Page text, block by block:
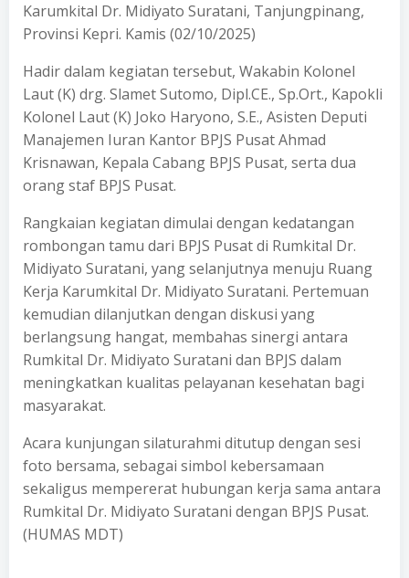
Karumkital Dr. Midiyato Suratani, Tanjungpinang,
Provinsi Kepri. Kamis (02/10/2025)
Hadir dalam kegiatan tersebut, Wakabin Kolonel
Laut (K) drg. Slamet Sutomo, Dipl.CE., Sp.Ort., Kapokli
Kolonel Laut (K) Joko Haryono, S.E., Asisten Deputi
Manajemen Iuran Kantor BPJS Pusat Ahmad
Krisnawan, Kepala Cabang BPJS Pusat, serta dua
orang staf BPJS Pusat.
Rangkaian kegiatan dimulai dengan kedatangan
rombongan tamu dari BPJS Pusat di Rumkital Dr.
Midiyato Suratani, yang selanjutnya menuju Ruang
Kerja Karumkital Dr. Midiyato Suratani. Pertemuan
kemudian dilanjutkan dengan diskusi yang
berlangsung hangat, membahas sinergi antara
Rumkital Dr. Midiyato Suratani dan BPJS dalam
meningkatkan kualitas pelayanan kesehatan bagi
masyarakat.
Acara kunjungan silaturahmi ditutup dengan sesi
foto bersama, sebagai simbol kebersamaan
sekaligus mempererat hubungan kerja sama antara
Rumkital Dr. Midiyato Suratani dengan BPJS Pusat.
(HUMAS MDT)